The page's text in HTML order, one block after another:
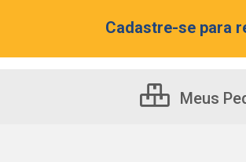
Cadastre-se para
Meus